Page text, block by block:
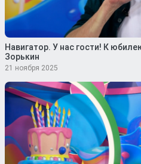
Навигатор. У нас гости! К
Зорькин
21 ноября 2025